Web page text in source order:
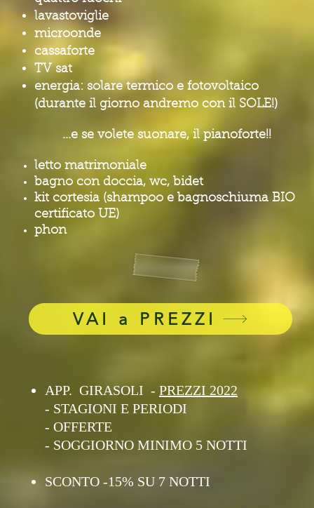
lavastoviglie
microonde
cassaforte
TV sat
energia: solare termico e fotovoltaico
(durante il giorno andremo con il SOLE!)
...e se volete suonare, il pianoforte!!
letto matrimoniale
bagno con doccia, wc, bidet
kit cortesia (shampoo e bagnoschiuma BIO
certificato UE)
phon
VAI a PREZZI
APP. GIRASOLI - PREZZI 2022
- STAGIONI E PERIODI
- OFFERTE
- SOGGIORNO MINIMO 5 NOTTI
SCONTO -15% SU 7 NOTTI